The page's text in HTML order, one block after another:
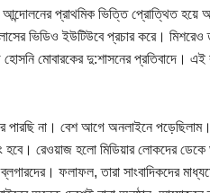
প্রাথমিক ভিত্তি প্রোত্থিত হয়ে
ভিডিও ইউটিউবে প্রচার করে।
হোসনি মোবারকের দু:শাসনের প্রতিবাদে।
না। বেশ আগে অনলাইনে
রেওয়াজ হলো মিডিয়ার লোকদের ডেকে
ফলাফল, তারা সাংবাদিকদের